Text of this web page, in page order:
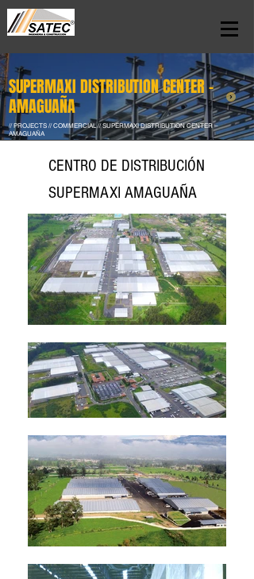
SUPERMAXI DISTRIBUTION CENTER –
AMAGUAÑA
// PROJECTS // COMMERCIAL // SUPERMAXI DISTRIBUTION CENTER –
AMAGUAÑA
CENTRO DE DISTRIBUCIÓN
SUPERMAXI AMAGUAÑA